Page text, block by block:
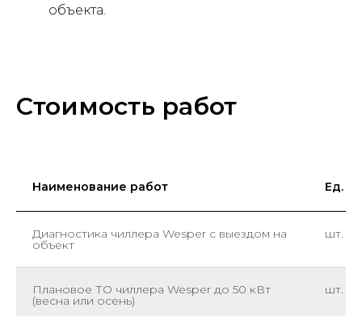
объекта.
Стоимость работ
Наименование работ Ед.
Диагностика чиллера Wesper с выездом на
объект
шт.
Плановое ТО чиллера Wesper до 50 кВт
(весна или осень)
шт.